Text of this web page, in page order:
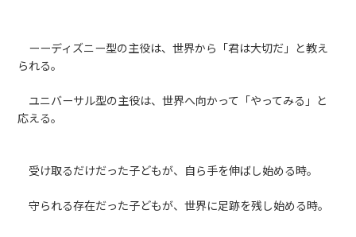
ーーディズニー型の主役は、世界から「君は大切だ」と教え
られる。
ユニバーサル型の主役は、世界へ向かって「やってみる」と
応える。
受け取るだけだった子どもが、自ら手を伸ばし始める時。
守られる存在だった子どもが、世界に足跡を残し始める時。